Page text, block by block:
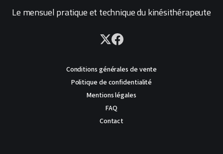
Le mensuel pratique et technique du kinésithérapeute
Conditions générales de vente
Politique de confidentialité
Mentions légales
FAQ
Contact